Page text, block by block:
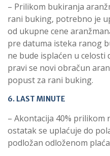
– Prilikom bukiranja
rani buking, potrebno je
od ukupne cene
pre datuma isteka ranog
ne bude isplaćen u
pravi se novi obračun
popust za rani buking.
6. LAST MINUTE
– Akontacija 40% prilikom
ostatak se uplaćuje do
podložan odloženom